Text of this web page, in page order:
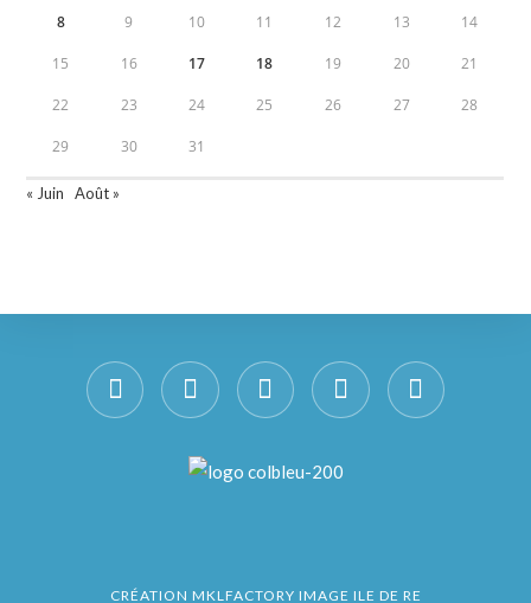
8 9 10 11 12 13 14
15 16 17 18 19 20 21
22 23 24 25 26 27 28
29 30 31
« Juin Août »
CRÉATION MKLFACTORY IMAGE ILE DE RE